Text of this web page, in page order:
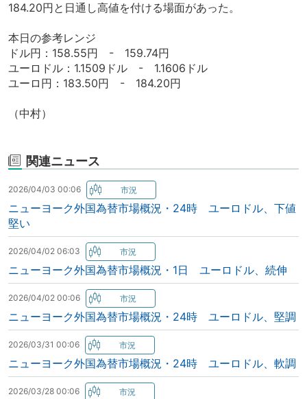
184.20円と日通し高値を付ける場面があった。
本日の参考レンジ
ドル円：158.55円 - 159.74円
ユーロドル：1.1509ドル - 1.1606ドル
ユーロ円：183.50円 - 184.20円
（中村）
関連ニュース
2026/04/03 00:06
ニューヨーク外国為替市場概況・24時 ユーロドル、下値
堅い
2026/04/02 06:03
ニューヨーク外国為替市場概況・1日 ユーロドル、続伸
2026/04/02 00:06
ニューヨーク外国為替市場概況・24時 ユーロドル、堅調
2026/03/31 00:06
ニューヨーク外国為替市場概況・24時 ユーロドル、軟調
2026/03/28 00:06